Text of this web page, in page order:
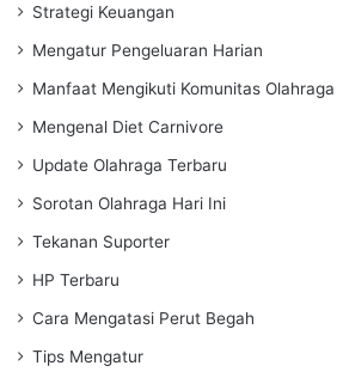
Strategi Keuangan
Mengatur Pengeluaran Harian
Manfaat Mengikuti Komunitas Olahraga
Mengenal Diet Carnivore
Update Olahraga Terbaru
Sorotan Olahraga Hari Ini
Tekanan Suporter
HP Terbaru
Cara Mengatasi Perut Begah
Tips Mengatur